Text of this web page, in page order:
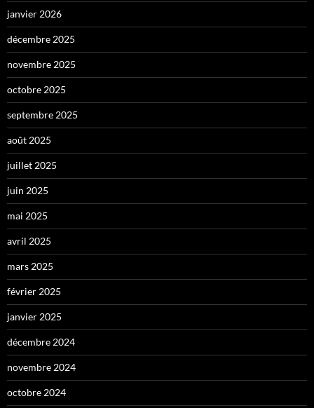
janvier 2026
décembre 2025
novembre 2025
octobre 2025
septembre 2025
août 2025
juillet 2025
juin 2025
mai 2025
avril 2025
mars 2025
février 2025
janvier 2025
décembre 2024
novembre 2024
octobre 2024